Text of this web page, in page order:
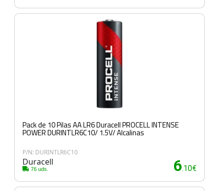
Pack de 10 Pilas AA LR6 Duracell PROCELL INTENSE
POWER DURINTLR6C10/ 1.5V/ Alcalinas
P/N: DURINTLR6C10
Duracell
76 uds. 6.10€